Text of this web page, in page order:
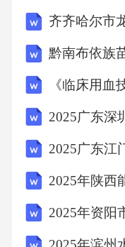
新时代推动高质
市场在资源配置
带动区域发展。
划发展，积极融
天下之货，成天
创新和科技创新
动发展。坚持改
享，通过创业带